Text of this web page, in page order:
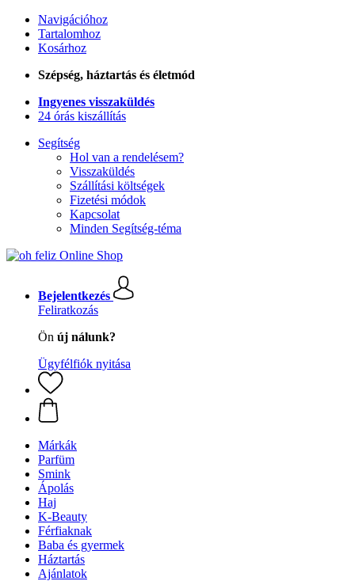
Navigációhoz
Tartalomhoz
Kosárhoz
Szépség, háztartás és életmód
Ingyenes visszaküldés
24 órás kiszállítás
Segítség
Hol van a rendelésem?
Visszaküldés
Szállítási költségek
Fizetési módok
Kapcsolat
Minden Segítség-téma
Bejelentkezés
Feliratkozás
Ön új nálunk?
Ügyfélfiók nyitása
Márkák
Parfüm
Smink
Ápolás
Haj
K-Beauty
Férfiaknak
Baba és gyermek
Háztartás
Ajánlatok